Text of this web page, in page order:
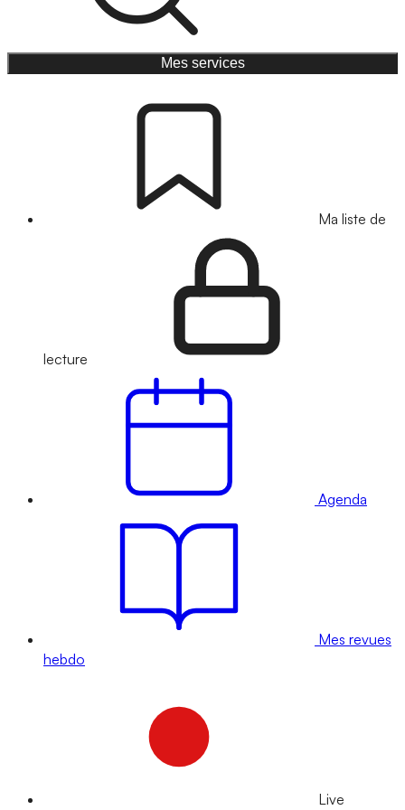
Mes services
Ma liste de
lecture
Agenda
Mes revues
hebdo
Live